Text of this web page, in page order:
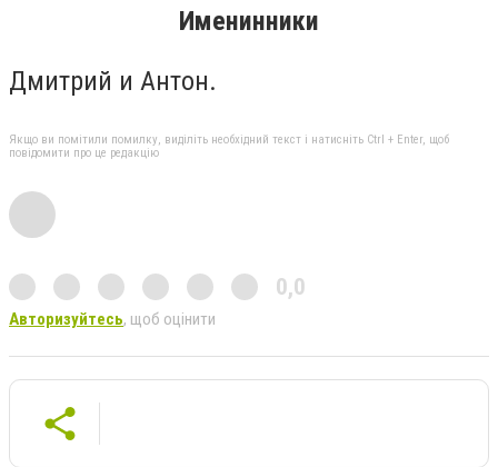
Именинники
Дмитрий и Антон.
Якщо ви помітили помилку, виділіть необхідний текст і натисніть Ctrl + Enter, щоб
повідомити про це редакцію
0,0
Авторизуйтесь, щоб оцінити